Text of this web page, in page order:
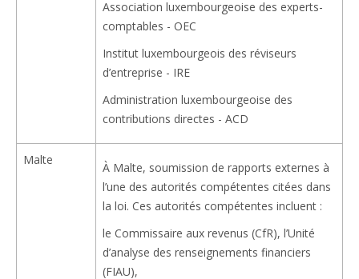
Association luxembourgeoise des experts-
comptables - OEC
Institut luxembourgeois des réviseurs
d’entreprise - IRE
Administration luxembourgeoise des
contributions directes - ACD
Malte
À Malte, soumission de rapports externes à
l’une des autorités compétentes citées dans
la loi. Ces autorités compétentes incluent :
le Commissaire aux revenus (CfR), l’Unité
d’analyse des renseignements financiers
(FIAU),